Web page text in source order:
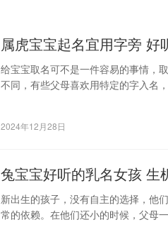
属虎宝宝起名宜用字旁 好
给宝宝取名可不是一件容易的事情，
不同，有些父母喜欢用特定的字入名
2024年12月28日
兔宝宝好听的乳名女孩 生
新出生的孩子，没有自主的选择，他
常的依赖。在他们还小的时候，父母